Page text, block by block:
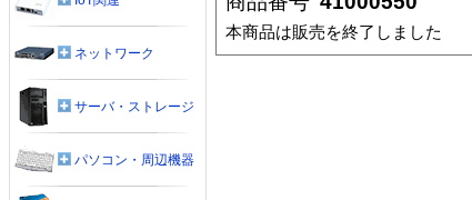
本商品は販売を終了しました
ネットワーク
サーバ・ストレージ
パソコン・周辺機器